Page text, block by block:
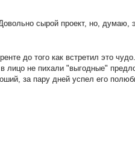
сырой проект, но, думаю,
до того как встретил это
в лицо не пихали "выгодные"
за пару дней успел его